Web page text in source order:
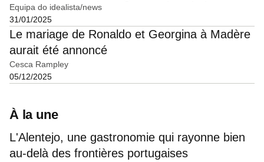
Equipa do idealista/news
31/01/2025
Le mariage de Ronaldo et Georgina à Madère
aurait été annoncé
Cesca Rampley
05/12/2025
À la une
L'Alentejo, une gastronomie qui rayonne bien
au-delà des frontières portugaises